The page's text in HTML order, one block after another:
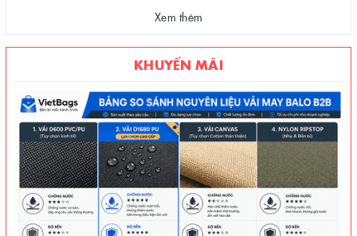
Xem thêm
KHUYẾN MÃI